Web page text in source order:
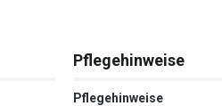
Pflegehinweise
Pflegehinweise